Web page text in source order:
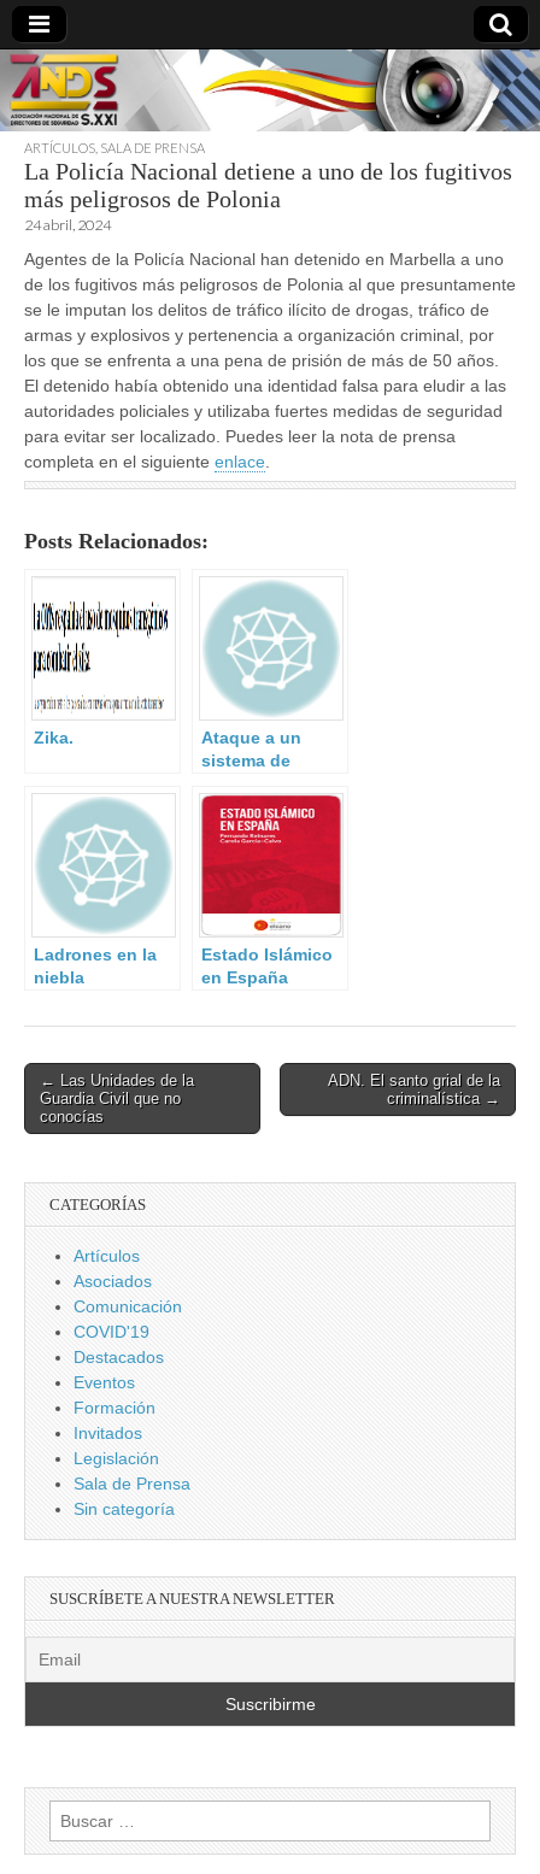
directoresdeseguridad.es
ARTÍCULOS SALA DE PRENSA
La Policía Nacional detiene a uno de los fugitivos
más peligrosos de Polonia
24 abril, 2024
Agentes de la Policía Nacional han detenido en Marbella a uno
de los fugitivos más peligrosos de Polonia al que presuntamente
se le imputan los delitos de tráfico ilícito de drogas, tráfico de
armas y explosivos y pertenencia a organización criminal, por
los que se enfrenta a una pena de prisión de más de 50 años.
El detenido había obtenido una identidad falsa para eludir a las
autoridades policiales y utilizaba fuertes medidas de seguridad
para evitar ser localizado. Puedes leer la nota de prensa
completa en el siguiente enlace
Posts Relacionados:
Zika.
Ataque a un
sistema de
aguas.
Ladrones en la
niebla
Estado Islámico
en España
Post
navigation
← Las Unidades de la
Guardia Civil que no
conocías
ADN. El santo grial de la
criminalística →
CATEGORÍAS
Artículos
Asociados
Comunicación
COVID'19
Destacados
Eventos
Formación
Invitados
Legislación
Sala de Prensa
Sin categoría
SUSCRÍBETE A NUESTRA NEWSLETTER
Buscar: